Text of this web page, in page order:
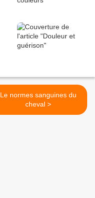
Le normes sanguines du
cheval >